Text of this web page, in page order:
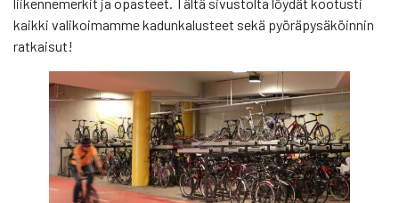
kaikki valikoimamme kadunkalusteet sekä pyöräpysäköinnin
ratkaisut!